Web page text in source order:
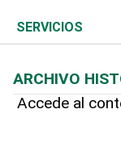
Resto del mundo
Economía personal
Podcast Arte Libre
Hablando con el
Más deportes
Columnistas
Más firmas
Cambio climático
Opinión
Hecho en casa
SERVICIOS
Cumpleaños
ARCHIVO
Accede al